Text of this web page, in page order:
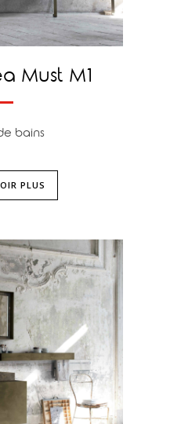
Must M1
bains
PLUS